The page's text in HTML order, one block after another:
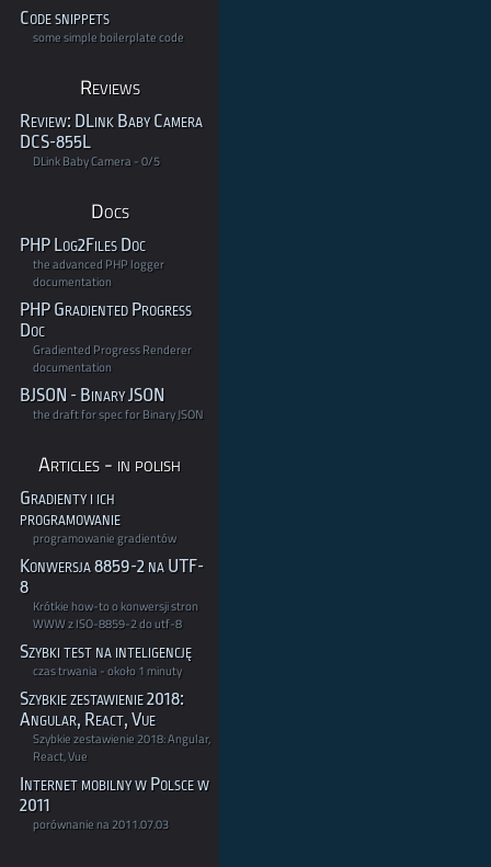
Code snippets
some simple boilerplate code
Reviews
Review: DLink Baby Camera
DCS-855L
DLink Baby Camera - 0/5
Docs
PHP Log2Files Doc
the advanced PHP logger
documentation
PHP Gradiented Progress
Doc
Gradiented Progress Renderer
documentation
BJSON - Binary JSON
the draft for spec for Binary JSON
Articles - in polish
Gradienty i ich
programowanie
programowanie gradientów
Konwersja 8859-2 na UTF-
8
Krótkie how-to o konwersji stron
WWW z ISO-8859-2 do utf-8
Szybki test na inteligencję
czas trwania - około 1 minuty
Szybkie zestawienie 2018:
Angular, React, Vue
Szybkie zestawienie 2018: Angular,
React, Vue
Internet mobilny w Polsce w
2011
porównanie na 2011.07.03